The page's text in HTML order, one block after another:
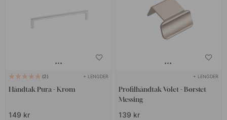
2 + LENGDER
Håndtak Pura - Krom
149 kr
+ LENGDER
Profilhåndtak Volet - Børstet
Messing
139 kr